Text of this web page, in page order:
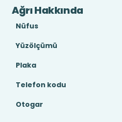
Ağrı Hakkında
Nüfus
Yüzölçümü
Plaka
Telefon kodu
Otogar